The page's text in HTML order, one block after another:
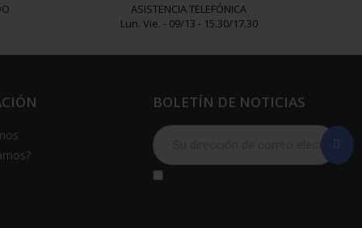
ASISTENCIA TELEFÓNICA
Lun. Vie. - 09/13 - 15.30/17.30
BOLETÍN DE NOTICIAS